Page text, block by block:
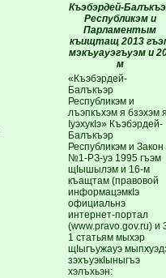
Къэбэрдей-
Республикэм и
Парламентым
къищтащ 2013
мэкъуауэгъуэм и
м
«Къэбэрдей-
Балъкъэр
Республикэм и
лъэпкъхэм я бзэхэм
IуэхукIэ» Къэбэрдей-
Балъкъэр
Республикэм и Закон
№1-РЗ-уэ 1995 гъэм
щIышылэм и 16-м
къащтам (правовой
информацэмкIэ
официальнэ
интернет-портал
(www.pravo.gov.ru) и
1 статьям мыхэр
щIыгъужауэ
зэхъуэкIыныгъэ
хэлъхьэн: